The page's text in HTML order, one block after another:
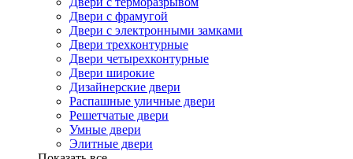
Двери с фрамугой
Двери с электронными замками
Двери трехконтурные
Двери четырехконтурные
Двери широкие
Дизайнерские двери
Распашные уличные двери
Решетчатые двери
Умные двери
Элитные двери